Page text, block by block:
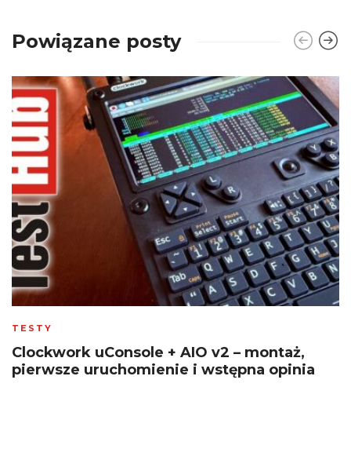
Powiązane posty
TESTY
Clockwork uConsole + AIO v2 – montaż,
pierwsze uruchomienie i wstępna opinia